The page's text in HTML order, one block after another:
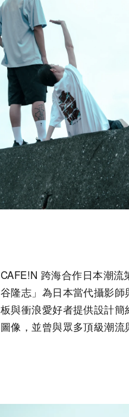
CAFE!N 跨海合作日本潮
谷隆志」為日本當代攝影
板與衝浪愛好者提供設計
圖像，並曾與眾多頂級潮流